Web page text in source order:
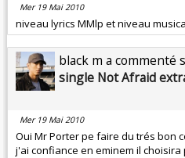
Mer 19 Mai 2010
niveau lyrics MMlp et niveau
black m a commenté
single Not Afraid
Mer 19 Mai 2010
Oui Mr Porter pe faire du trés bon
j'ai confiance en eminem il